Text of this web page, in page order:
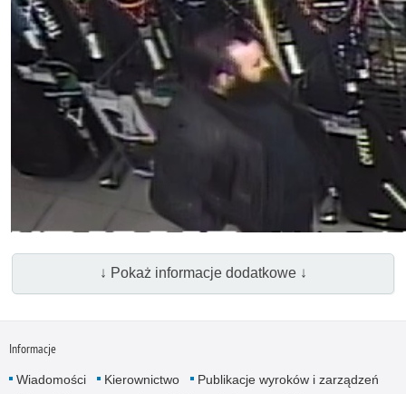
↓ Pokaż informacje dodatkowe ↓
Informacje
Wiadomości Kierownictwo
Publikacje wyroków i zarządzeń